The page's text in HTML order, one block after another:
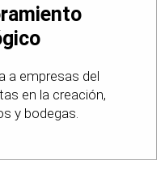
a empresas del
en la creación,
y bodegas.